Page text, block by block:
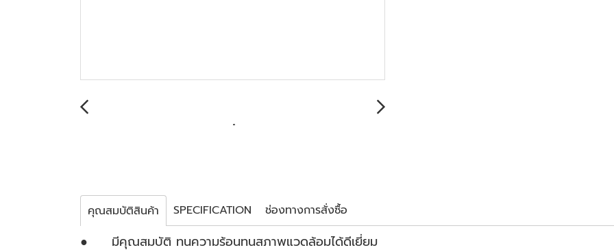
คุณสมบัติสินค้า SPECIFICATION ช่องทางการสั่งซื้อ
● มีคุณสมบัติ ทนความร้อนทนสภาพแวดล้อมได้ดีเยี่ยม